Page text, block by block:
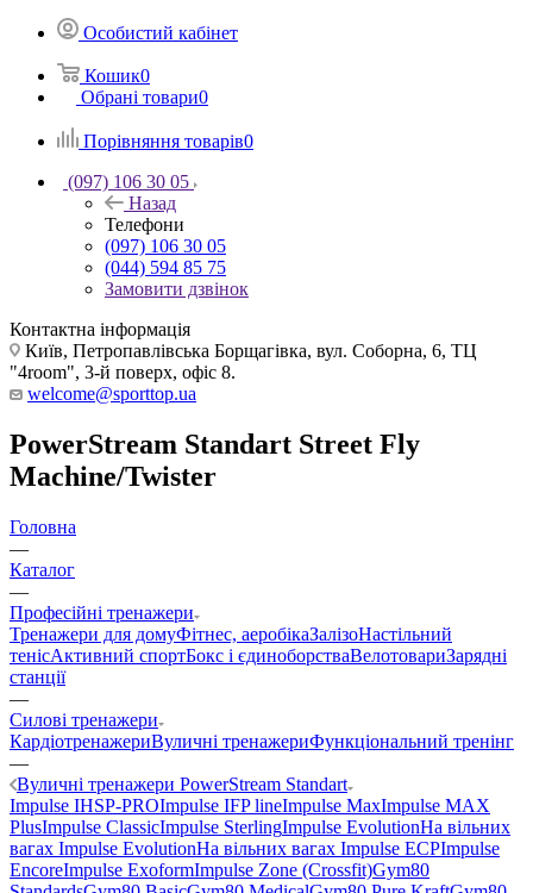
Особистий кабінет
Кошик0
Обрані товари0
Порівняння товарів0
(097) 106 30 05
Назад
Телефони
(097) 106 30 05
(044) 594 85 75
Замовити дзвінок
Контактна інформація
Київ, Петропавлівська Борщагівка, вул. Соборна, 6, ТЦ
"4room", 3-й поверх, офіс 8.
welcome@sporttop.ua
PowerStream Standart Street Fly
Machine/Twister
Головна
—
Каталог
—
Професійні тренажери
Тренажери для домуФітнес, аеробікаЗалізоНастільний
тенісАктивний спортБокс і єдиноборстваВелотовариЗарядні
станції
—
Силові тренажери
КардіотренажериВуличні тренажериФункціональний тренінг
—
Вуличні тренажери PowerStream Standart
Impulse IHSP-PROImpulse IFP lineImpulse MaxImpulse MAX
PlusImpulse ClassicImpulse SterlingImpulse EvolutionНа вільних
вагах Impulse EvolutionНа вільних вагах Impulse ECPImpulse
EncoreImpulse ExoformImpulse Zone (Crossfit)Gym80